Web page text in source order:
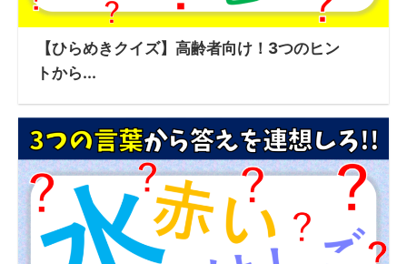
【ひらめきクイズ】高齢者向け！3つのヒン
トから...